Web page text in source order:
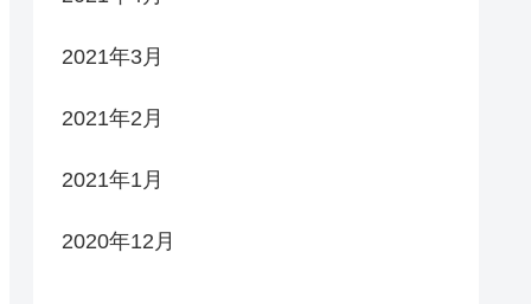
2021年3月
2021年2月
2021年1月
2020年12月